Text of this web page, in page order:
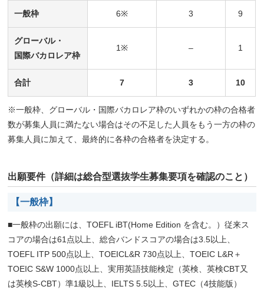
一般枠 6※ 3 9
グローバル・
国際バカロレア枠
1※ – 1
合計 7 3 10
※一般枠、グローバル・国際バカロレア枠のいずれかの枠の合格者
数が募集人員に満たない場合はその不足した人員をもう一方の枠の
募集人員に加えて、最終的に各枠の合格者を決定する。
出願要件（詳細は総合型選抜学生募集要項を確認のこと）
【一般枠】
■一般枠の出願には、TOEFL iBT(Home Edition を含む。）従来ス
コアの場合は61点以上、総合バンドスコアの場合は3.5以上、
TOEFL ITP 500点以上、TOEICL&R 730点以上、TOEIC L&R＋
TOEIC S&W 1000点以上、実用英語技能検定（英検、英検CBT又
は英検S-CBT）準1級以上、IELTS 5.5以上、GTEC（4技能版）